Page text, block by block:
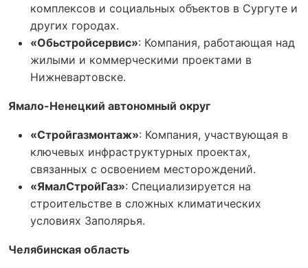
комплексов и социальных объектов в Сургуте и
других городах.
«Обьстройсервис»: Компания, работающая над
жилыми и коммерческими проектами в
Нижневартовске.
Ямало-Ненецкий автономный округ
«Стройгазмонтаж»: Компания, участвующая в
ключевых инфраструктурных проектах,
связанных с освоением месторождений.
«ЯмалСтройГаз»: Специализируется на
строительстве в сложных климатических
условиях Заполярья.
Челябинская область